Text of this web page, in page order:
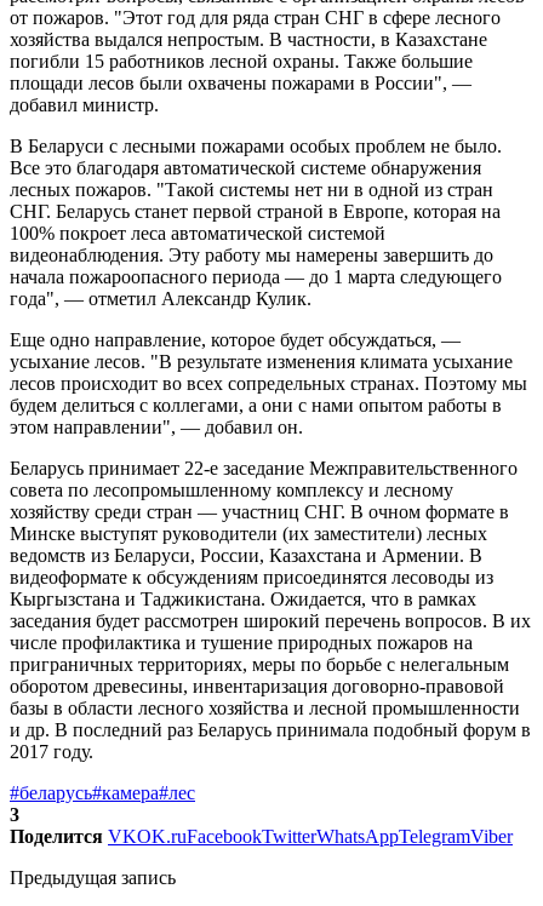
от пожаров. "Этот год для ряда стран СНГ в сфере лесного
хозяйства выдался непростым. В частности, в Казахстане
погибли 15 работников лесной охраны. Также большие
площади лесов были охвачены пожарами в России", —
добавил министр.
В Беларуси с лесными пожарами особых проблем не было.
Все это благодаря автоматической системе обнаружения
лесных пожаров. "Такой системы нет ни в одной из стран
СНГ. Беларусь станет первой страной в Европе, которая на
100% покроет леса автоматической системой
видеонаблюдения. Эту работу мы намерены завершить до
начала пожароопасного периода — до 1 марта следующего
года", — отметил Александр Кулик.
Еще одно направление, которое будет обсуждаться, —
усыхание лесов. "В результате изменения климата усыхание
лесов происходит во всех сопредельных странах. Поэтому мы
будем делиться с коллегами, а они с нами опытом работы в
этом направлении", — добавил он.
Беларусь принимает 22-е заседание Межправительственного
совета по лесопромышленному комплексу и лесному
хозяйству среди стран — участниц СНГ. В очном формате в
Минске выступят руководители (их заместители) лесных
ведомств из Беларуси, России, Казахстана и Армении. В
видеоформате к обсуждениям присоединятся лесоводы из
Кыргызстана и Таджикистана. Ожидается, что в рамках
заседания будет рассмотрен широкий перечень вопросов. В их
числе профилактика и тушение природных пожаров на
приграничных территориях, меры по борьбе с нелегальным
оборотом древесины, инвентаризация договорно-правовой
базы в области лесного хозяйства и лесной промышленности
и др. В последний раз Беларусь принимала подобный форум в
2017 году.
#беларусь#камера#лес
3
Поделится VKOK.ruFacebookTwitterWhatsAppTelegramViber
Предыдущая запись